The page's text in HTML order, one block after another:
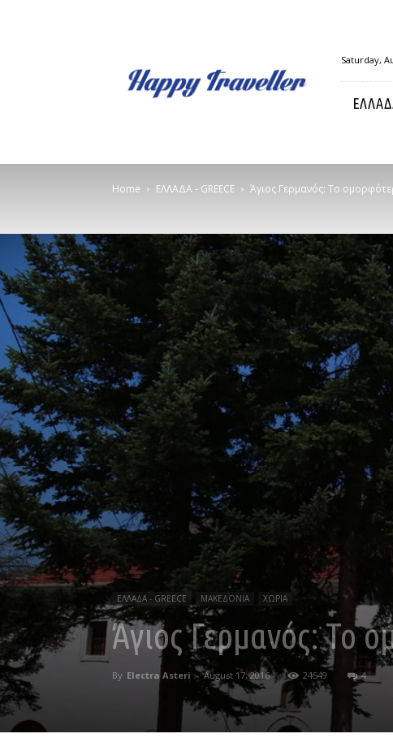
Traveller
Saturday,
Home ΕΛΛΑΔΑ - GREECE Άγιος Γερμανός: Το
ΕΛΛΑΔΑ - GREECE ΜΑΚΕΔΟΝΙΑ ΧΩΡΙΑ
Άγιος Γερμανός: Το
By Electra Asteri - August 17, 2016 24549 4